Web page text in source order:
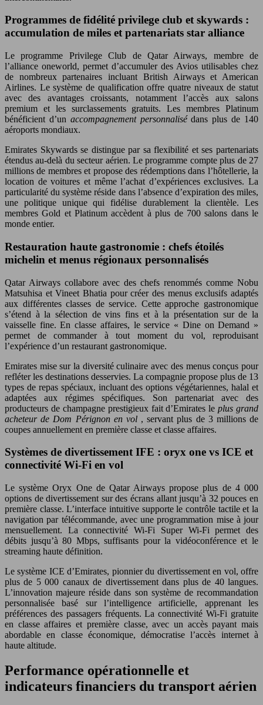
Programmes de fidélité privilege club et skywards :
accumulation de miles et partenariats star alliance
Le programme Privilege Club de Qatar Airways, membre de
l’alliance oneworld, permet d’accumuler des Avios utilisables chez
de nombreux partenaires incluant British Airways et American
Airlines. Le système de qualification offre quatre niveaux de statut
avec des avantages croissants, notamment l’accès aux salons
premium et les surclassements gratuits. Les membres Platinum
bénéficient d’un accompagnement personnalisédans plus de 140
aéroports mondiaux.
Emirates Skywards se distingue par sa flexibilité et ses partenariats
étendus au-delà du secteur aérien. Le programme compte plus de 27
millions de membres et propose des rédemptions dans l’hôtellerie, la
location de voitures et même l’achat d’expériences exclusives. La
particularité du système réside dans l’absence d’expiration des miles,
une politique unique qui fidélise durablement la clientèle. Les
membres Gold et Platinum accèdent à plus de 700 salons dans le
monde entier.
Restauration haute gastronomie : chefs étoilés
michelin et menus régionaux personnalisés
Qatar Airways collabore avec des chefs renommés comme Nobu
Matsuhisa et Vineet Bhatia pour créer des menus exclusifs adaptés
aux différentes classes de service. Cette approche gastronomique
s’étend à la sélection de vins fins et à la présentation sur de la
vaisselle fine. En classe affaires, le service « Dine on Demand »
permet de commander à tout moment du vol, reproduisant
l’expérience d’un restaurant gastronomique.
Emirates mise sur la diversité culinaire avec des menus conçus pour
refléter les destinations desservies. La compagnie propose plus de 13
types de repas spéciaux, incluant des options végétariennes, halal et
adaptées aux régimes spécifiques. Son partenariat avec des
producteurs de champagne prestigieux fait d’Emirates leplus grand
acheteur de Dom Pérignon en vol , servant plus de 3 millions de
coupes annuellement en première classe et classe affaires.
Systèmes de divertissement IFE : oryx one vs ICE et
connectivité Wi-Fi en vol
Le système Oryx One de Qatar Airways propose plus de 4 000
options de divertissement sur des écrans allant jusqu’à 32 pouces en
première classe. L’interface intuitive supporte le contrôle tactile et la
navigation par télécommande, avec une programmation mise à jour
mensuellement. La connectivité Wi-Fi Super Wi-Fi permet des
débits jusqu’à 80 Mbps, suffisants pour la vidéoconférence et le
streaming haute définition.
Le système ICE d’Emirates, pionnier du divertissement en vol, offre
plus de 5 000 canaux de divertissement dans plus de 40 langues.
L’innovation majeure réside dans son système de recommandation
personnalisée basé sur l’intelligence artificielle, apprenant les
préférences des passagers fréquents. La connectivité Wi-Fi gratuite
en classe affaires et première classe, avec un accès payant mais
abordable en classe économique, démocratise l’accès internet à
haute altitude.
Performance opérationnelle et
indicateurs financiers du transport aérien